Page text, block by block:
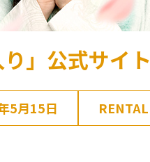
り」公式サイト
5月15日 RENTAL